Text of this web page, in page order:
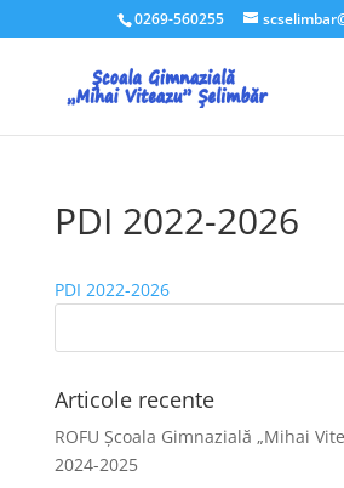
0269-560255
PDI 2022-2026
PDI 2022-2026
Articole recente
ROFU Școala Gimnazială „Mihai
2024-2025